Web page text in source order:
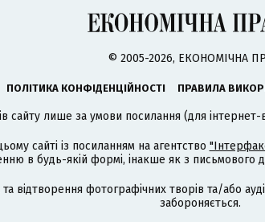
© 2005-2026, ЕКОНОМІЧНА
ПОЛІТИКА КОНФІДЕНЦІЙНОСТІ ПРАВИЛА
сайту лише за умови посилання (для
сайті із посиланням на агентство
в будь-якій формі, інакше як з письмового
відтворення фотографічних творів та/або
забороняється.